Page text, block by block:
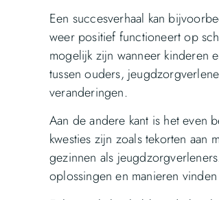
Een succesverhaal kan
weer positief functioneert op
mogelijk zijn wanneer kinderen
tussen ouders,
veranderingen.
Aan de andere kant is het even
kwesties zijn zoals tekorten
gezinnen als
oplossingen en manieren